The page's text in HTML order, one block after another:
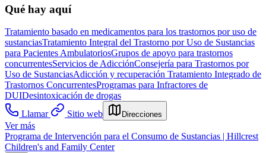
Qué hay aquí
Tratamiento basado en medicamentos para los trastornos por uso de
sustanciasTratamiento Integral del Trastorno por Uso de Sustancias
para Pacientes AmbulatoriosGrupos de apoyo para trastornos
concurrentesServicios de AdicciónConsejería para Trastornos por
Uso de SustanciasAdicción y recuperación Tratamiento Integrado de
Trastornos ConcurrentesProgramas para Infractores de
DUIDesintoxicación de drogas
Llamar
Sitio web Direcciones
Ver más
Programa de Intervención para el Consumo de Sustancias | Hillcrest
Children's and Family Center